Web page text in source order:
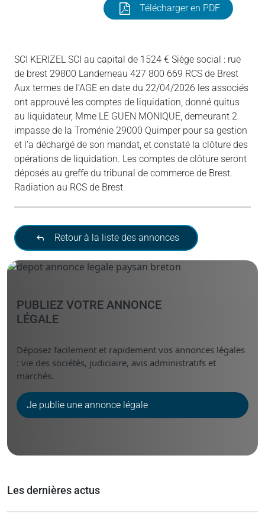
Télécharger en PDF
SCI KERIZEL SCI au capital de 1524 € Siège social : rue
de brest 29800 Landerneau 427 800 669 RCS de Brest
Aux termes de l’AGE en date du 22/04/2026 les associés
ont approuvé les comptes de liquidation, donné quitus
au liquidateur, Mme LE GUEN MONIQUE, demeurant 2
impasse de la Troménie 29000 Quimper pour sa gestion
et l’a déchargé de son mandat, et constaté la clôture des
opérations de liquidation. Les comptes de clôture seront
déposés au greffe du tribunal de commerce de Brest.
Radiation au RCS de Brest
Retour à la liste des annonces
PUBLIEZ VOTRE ANNONCE
LÉGALE
Déposez facilement et rapidement vos annonces légales
: vie des sociétés, judiciaire, avis administratifs et
marchés.
Je publie une annonce légale
Les dernières actus